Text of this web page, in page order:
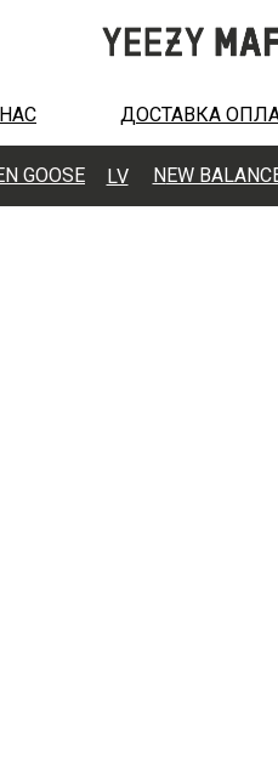
ДОСТАВКА
LV NEW
GOOSE